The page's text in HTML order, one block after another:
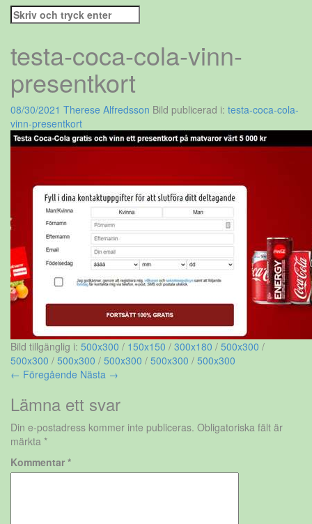
Sök
efter:
testa-coca-cola-vinn-
presentkort
08/30/2021 Therese Alfredsson Bild publicerad i: testa-coca-cola-
vinn-presentkort
Bild tillgänglig i: 500x300 / 150x150 / 300x180 / 500x300 /
500x300 / 500x300 / 500x300 / 500x300 / 500x300
← Föregående Nästa →
Lämna ett svar
Din e-postadress kommer inte publiceras. Obligatoriska fält är
märkta *
Kommentar *